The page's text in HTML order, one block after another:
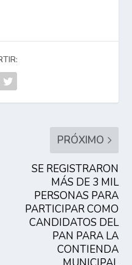
PRÓXIMO
SE REGISTRARON
MÁS DE 3 MIL
PERSONAS PARA
PARTICIPAR COMO
CANDIDATOS DEL
PAN PARA LA
CONTIENDA